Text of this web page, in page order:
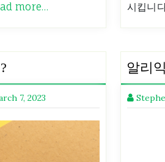
시킵니
more…
7, 2023
알리